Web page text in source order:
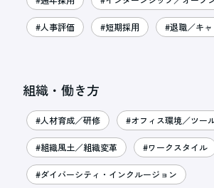
#人事評価 #短期採用 #退職／キ
組織・働き方
#人材育成／研修 #オフィス環境／ツー
#組織風土／組織変革 #ワークスタイル
#ダイバーシティ・インクルージョン